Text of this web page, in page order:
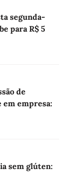
segunda-
para R$ 5
de
empresa:
sem glúten: